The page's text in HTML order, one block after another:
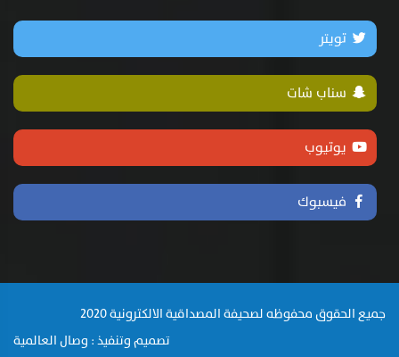
تويتر
سناب شات
يوتيوب
فيسبوك
جميع الحقوق محفوظه لصحيفة المصداقية الالكترونية 2020
تصميم وتنفيذ : وصال العالمية